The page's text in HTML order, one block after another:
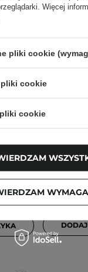
Heimish
Facial
Peeling
70,00
Więcej
pliki cookie
cookie
cookie